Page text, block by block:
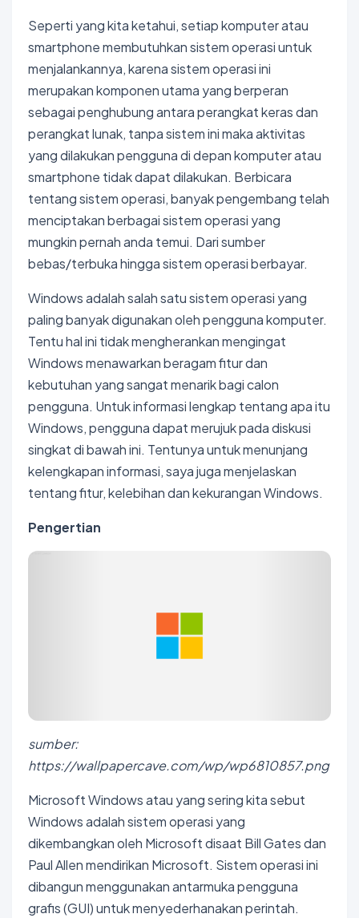
Seperti yang kita ketahui, setiap komputer atau
smartphone membutuhkan sistem operasi untuk
menjalankannya, karena sistem operasi ini
merupakan komponen utama yang berperan
sebagai penghubung antara perangkat keras dan
perangkat lunak, tanpa sistem ini maka aktivitas
yang dilakukan pengguna di depan komputer atau
smartphone tidak dapat dilakukan. Berbicara
tentang sistem operasi, banyak pengembang telah
menciptakan berbagai sistem operasi yang
mungkin pernah anda temui. Dari sumber
bebas/terbuka hingga sistem operasi berbayar.
Windows adalah salah satu sistem operasi yang
paling banyak digunakan oleh pengguna komputer.
Tentu hal ini tidak mengherankan mengingat
Windows menawarkan beragam fitur dan
kebutuhan yang sangat menarik bagi calon
pengguna. Untuk informasi lengkap tentang apa itu
Windows, pengguna dapat merujuk pada diskusi
singkat di bawah ini. Tentunya untuk menunjang
kelengkapan informasi, saya juga menjelaskan
tentang fitur, kelebihan dan kekurangan Windows.
Pengertian
sumber:
https://wallpapercave.com/wp/wp6810857.png
Microsoft Windows atau yang sering kita sebut
Windows adalah sistem operasi yang
dikembangkan oleh Microsoft disaat Bill Gates dan
Paul Allen mendirikan Microsoft. Sistem operasi ini
dibangun menggunakan antarmuka pengguna
grafis (GUI) untuk menyederhanakan perintah.